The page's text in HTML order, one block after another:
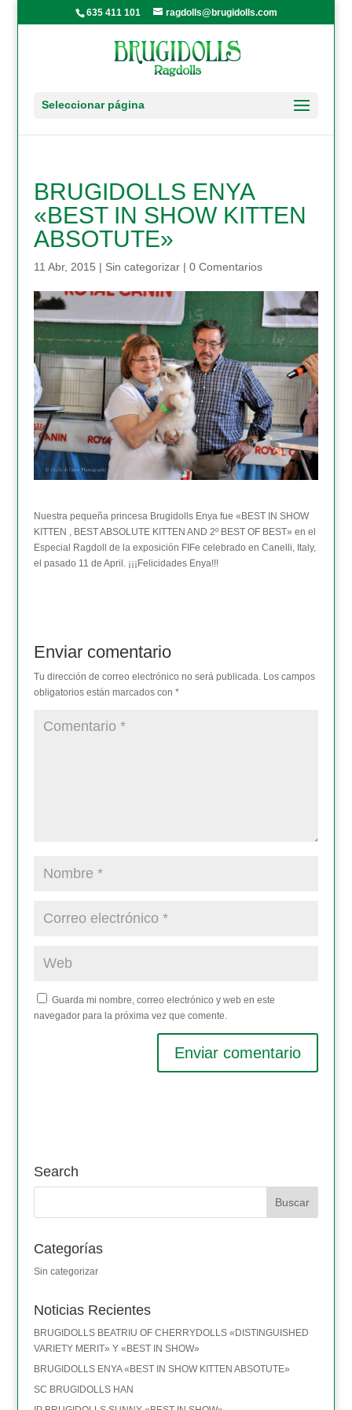
635 411 101 ragdolls@brugidolls.com
Seleccionar página
BRUGIDOLLS ENYA
«BEST IN SHOW KITTEN
ABSOTUTE»
11 Abr, 2015 | Sin categorizar |0 Comentarios
Nuestra pequeña princesa Brugidolls Enya fue «BEST IN SHOW
KITTEN , BEST ABSOLUTE KITTEN AND 2º BEST OF BEST» en el
Especial Ragdoll de la exposición FIFe celebrado en Canelli, Italy,
el pasado 11 de April. ¡¡¡Felicidades Enya!!!
Enviar comentario
Tu dirección de correo electrónico no será publicada. Los campos
obligatorios están marcados con*
Guarda mi nombre, correo electrónico y web en este
navegador para la próxima vez que comente.
Search
Categorías
Sin categorizar
Noticias Recientes
BRUGIDOLLS BEATRIU OF CHERRYDOLLS «DISTINGUISHED
VARIETY MERIT» Y «BEST IN SHOW»
BRUGIDOLLS ENYA «BEST IN SHOW KITTEN ABSOTUTE»
SC BRUGIDOLLS HAN